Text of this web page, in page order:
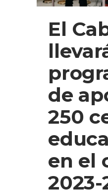
El
de
250
en el
2023-